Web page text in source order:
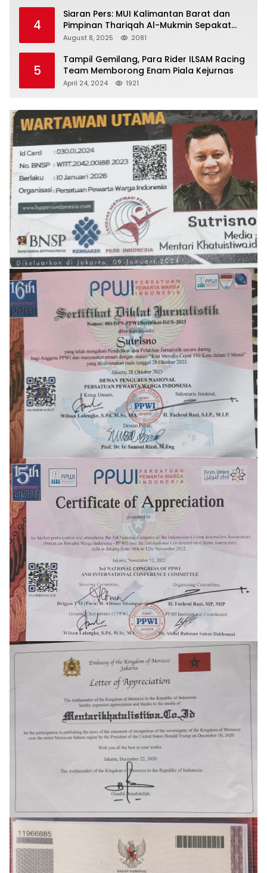
4
Siaran Pers: MUI Kalimantan Barat dan
Pimpinan Thariqah Al-Mukmin Sepakat
Jaga Umat
August 8, 2025 2081
5
Tampil Gemilang, Para Rider ILSAM Racing
Team Memborong Enam Piala Kejurnas
April 24, 2024 1921